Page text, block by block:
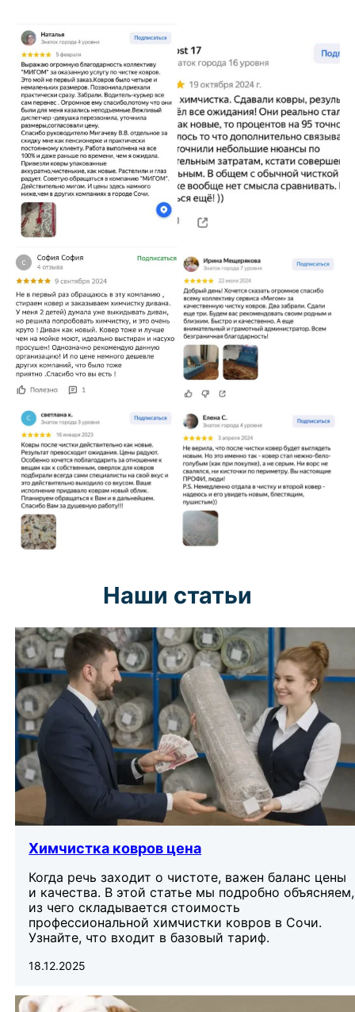
Наши статьи
Химчистка ковров цена
Когда речь заходит о чистоте, важен баланс цены
и качества. В этой статье мы подробно объясняем,
из чего складывается стоимость
профессиональной химчистки ковров в Сочи.
Узнайте, что входит в базовый тариф.
18.12.2025